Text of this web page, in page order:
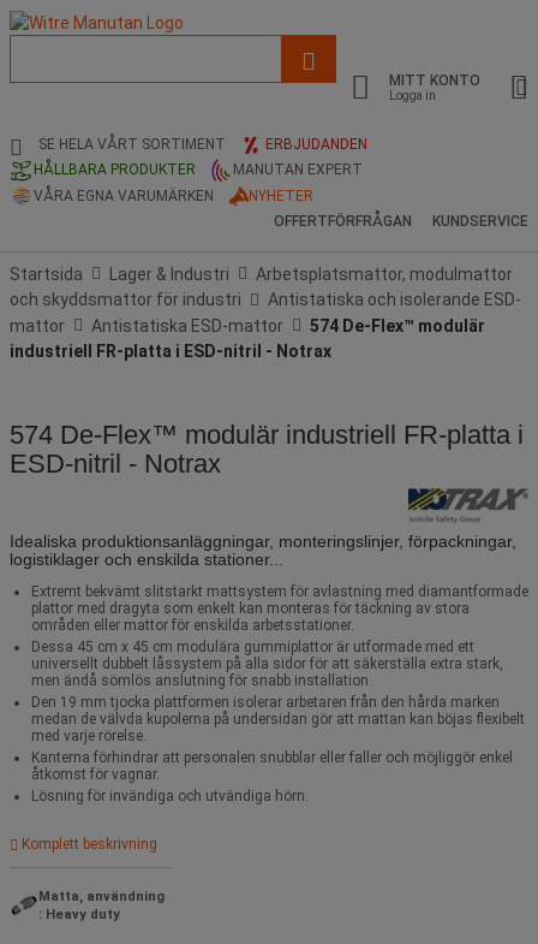
och
sökhistorik
MITT KONTO
Logga in
SE HELA VÅRT SORTIMENT
ERBJUDANDEN
HÅLLBARA PRODUKTER
MANUTAN EXPERT
VÅRA EGNA VARUMÄRKEN
NYHETER
OFFERTFÖRFRÅGAN
KUNDSERVICE
Startsida Lager & Industri
Arbetsplatsmattor, modulmattor
och skyddsmattor för industri
Antistatiska och isolerande ESD-
mattor
Antistatiska ESD-mattor
574 De-Flex™ modulär
industriell FR-platta i ESD-nitril - Notrax
574 De-Flex™ modulär industriell FR-platta i
ESD-nitril - Notrax
Idealiska produktionsanläggningar, monteringslinjer, förpackningar,
logistiklager och enskilda stationer...
Extremt bekvämt slitstarkt mattsystem för avlastning med diamantformade
plattor med dragyta som enkelt kan monteras för täckning av stora
områden eller mattor för enskilda arbetsstationer.
Dessa 45 cm x 45 cm modulära gummiplattor är utformade med ett
universellt dubbelt låssystem på alla sidor för att säkerställa extra stark,
men ändå sömlös anslutning för snabb installation.
Den 19 mm tjocka plattformen isolerar arbetaren från den hårda marken
medan de välvda kupolerna på undersidan gör att mattan kan böjas flexibelt
med varje rörelse.
Kanterna förhindrar att personalen snubblar eller faller och möjliggör enkel
åtkomst för vagnar.
Lösning för invändiga och utvändiga hörn.
Komplett beskrivning
Matta, användning
: Heavy duty